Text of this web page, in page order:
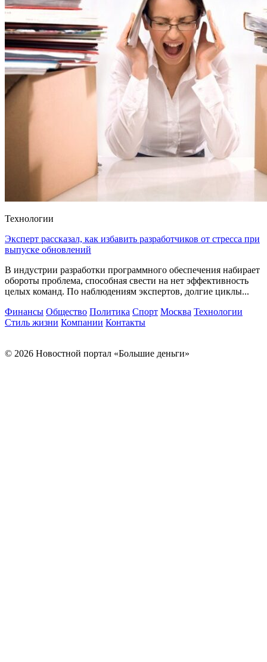
Технологии
Эксперт рассказал, как избавить разработчиков от стресса при
выпуске обновлений
В индустрии разработки программного обеспечения набирает
обороты проблема, способная свести на нет эффективность
целых команд. По наблюдениям экспертов, долгие циклы...
Финансы Общество Политика Спорт Москва Технологии
Стиль жизни Компании Контакты
© 2026 Новостной портал «Большие деньги»